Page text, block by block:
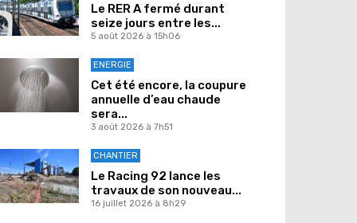
Le RER A fermé durant
seize jours entre les...
5 août 2026 à 15h06
ENERGIE
Cet été encore, la coupure
annuelle d’eau chaude
sera...
3 août 2026 à 7h51
CHANTIER
Le Racing 92 lance les
travaux de son nouveau...
16 juillet 2026 à 8h29